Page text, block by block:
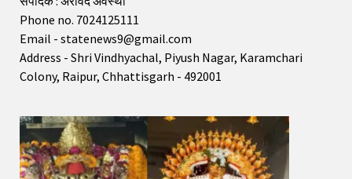
Phone no. 7024125111
Email - statenews9@gmail.com
Address - Shri Vindhyachal, Piyush Nagar, Karamchari
Colony, Raipur, Chhattisgarh - 492001